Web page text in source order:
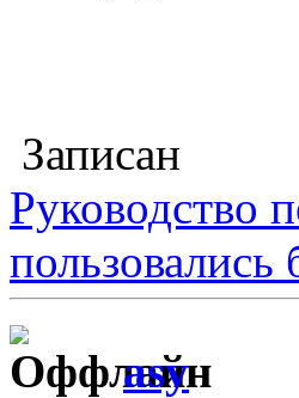
Записан
Руководство
пользовались
asy